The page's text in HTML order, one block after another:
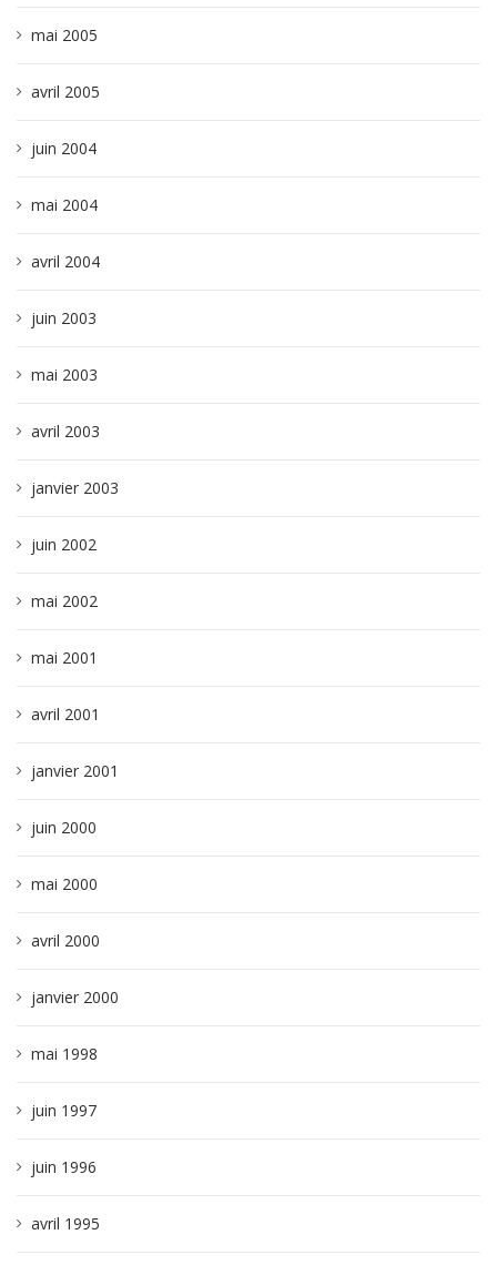
mai 2005
avril 2005
juin 2004
mai 2004
avril 2004
juin 2003
mai 2003
avril 2003
janvier 2003
juin 2002
mai 2002
mai 2001
avril 2001
janvier 2001
juin 2000
mai 2000
avril 2000
janvier 2000
mai 1998
juin 1997
juin 1996
avril 1995